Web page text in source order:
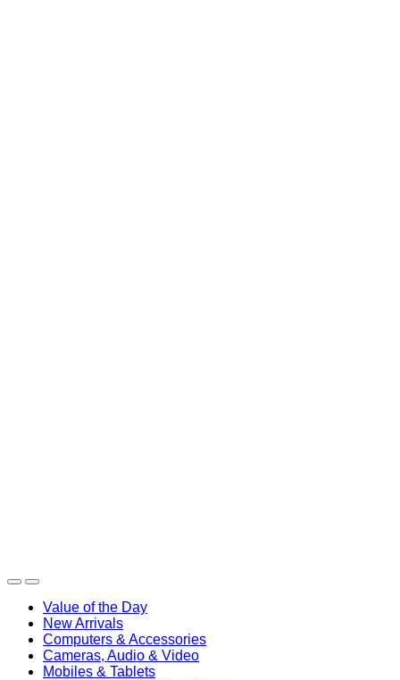
Value of the Day
New Arrivals
Computers & Accessories
Cameras, Audio & Video
Mobiles & Tablets